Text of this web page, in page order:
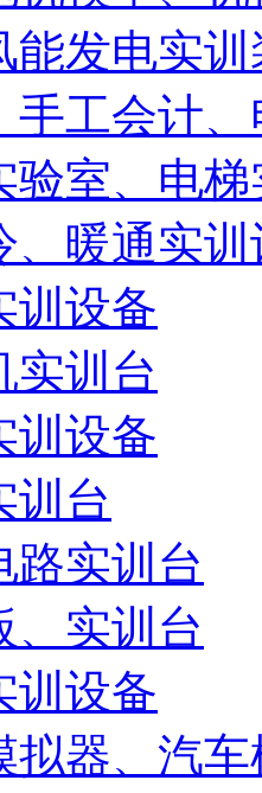
能发电实训
手工会计
验室、电
、暖通实
训设备
实训台
训设备
训台
路实训台
、实训台
训设备
拟器、汽车